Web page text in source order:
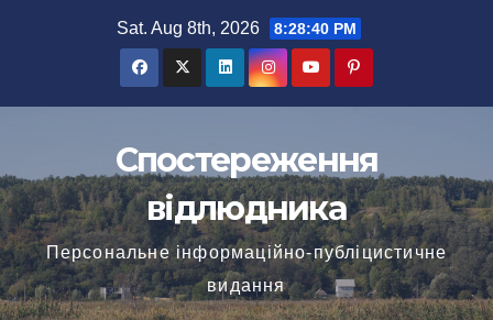
Sat. Aug 8th, 2026 8:28:40 PM
Спостереження
відлюдника
Персональне інформаційно-публіцистичне
видання